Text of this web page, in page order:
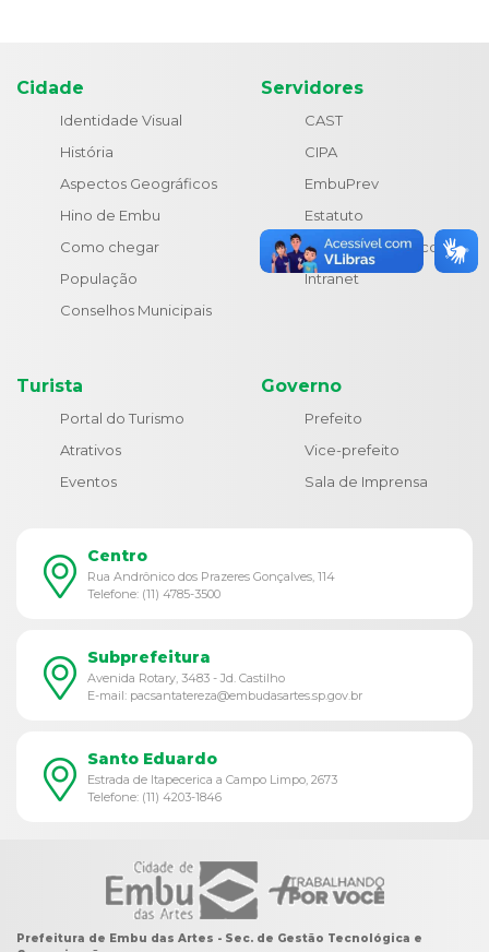
Cidade
Identidade Visual
História
Aspectos Geográficos
Hino de Embu
Como chegar
População
Conselhos Municipais
Servidores
CAST
CIPA
EmbuPrev
Estatuto
Holerite Eletrônico
Intranet
Turista
Portal do Turismo
Atrativos
Eventos
Governo
Prefeito
Vice-prefeito
Sala de Imprensa
Centro
Rua Andrônico dos Prazeres Gonçalves, 114
Telefone: (11) 4785-3500
Subprefeitura
Avenida Rotary, 3483 - Jd. Castilho
E-mail: pacsantatereza@embudasartes.sp.gov.br
Santo Eduardo
Estrada de Itapecerica a Campo Limpo, 2673
Telefone: (11) 4203-1846
Prefeitura de Embu das Artes - Sec. de Gestão Tecnológica e